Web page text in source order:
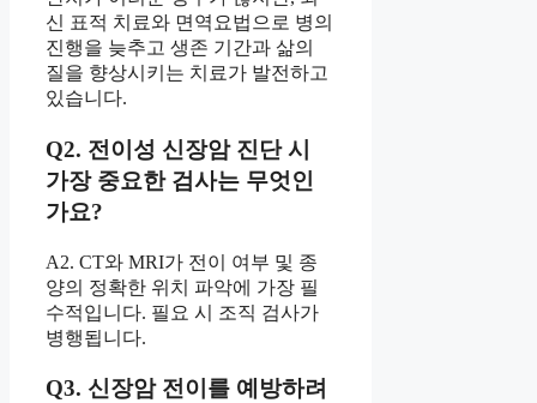
신 표적 치료와 면역요법으로 병의
진행을 늦추고 생존 기간과 삶의
질을 향상시키는 치료가 발전하고
있습니다.
Q2. 전이성 신장암 진단 시
가장 중요한 검사는 무엇인
가요?
A2. CT와 MRI가 전이 여부 및 종
양의 정확한 위치 파악에 가장 필
수적입니다. 필요 시 조직 검사가
병행됩니다.
Q3. 신장암 전이를 예방하려